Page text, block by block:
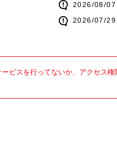
2026/08/07
2026/07/29
ービスを行ってないか、アクセス